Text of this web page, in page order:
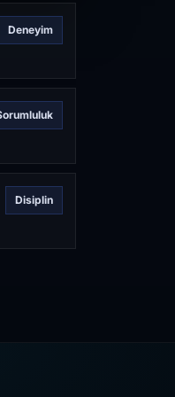
Deneyim
Disiplin